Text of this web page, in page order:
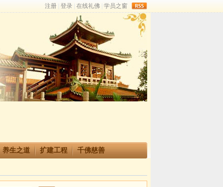
养生之道 扩建工程 千佛慈善